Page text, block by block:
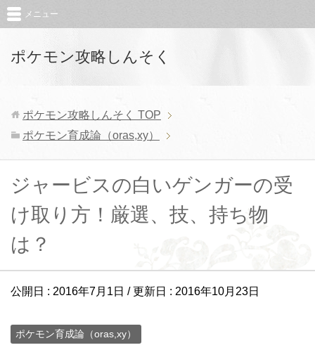
ポケモン攻略しんそく
メニュー
ポケモン攻略しんそく TOP
ポケモン育成論（oras,xy）
ジャービスの白いゲンガーの受
け取り方！厳選、技、持ち物
は？
公開日 : 2016年7月1日 / 更新日 : 2016年10月23日
ポケモン育成論（oras,xy）